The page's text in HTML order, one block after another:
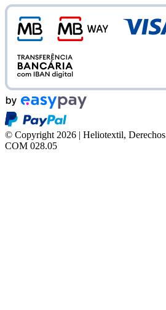
© Copyright 2026 | Heliotextil, Derechos
COM 028.05